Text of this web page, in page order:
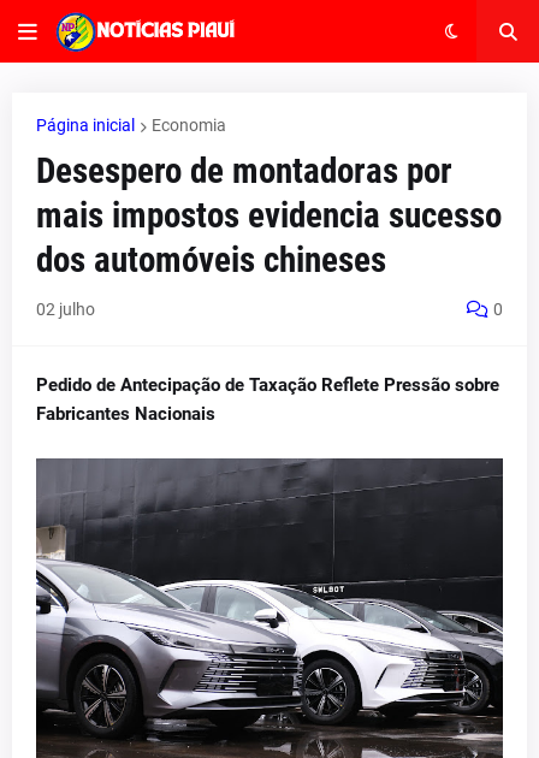
Página inicial Economia
Desespero de montadoras por
mais impostos evidencia sucesso
dos automóveis chineses
02 julho 0
Pedido de Antecipação de Taxação Reflete Pressão sobre
Fabricantes Nacionais